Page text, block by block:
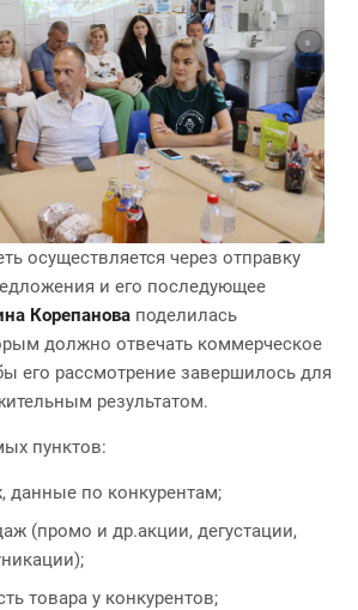
осуществляется через отправку
и его последующее
Корепанова поделилась
должно отвечать коммерческое
его рассмотрение завершилось для
результатом.
пунктов:
данные по конкурентам;
(промо и др.акции, дегустации,
товара у конкурентов;